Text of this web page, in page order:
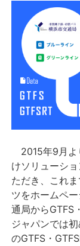
2015年9月よ
けソリューシ
ただき、これ
ツをホームペ
通局からGTFS
ジャパンでは
のGTFS・